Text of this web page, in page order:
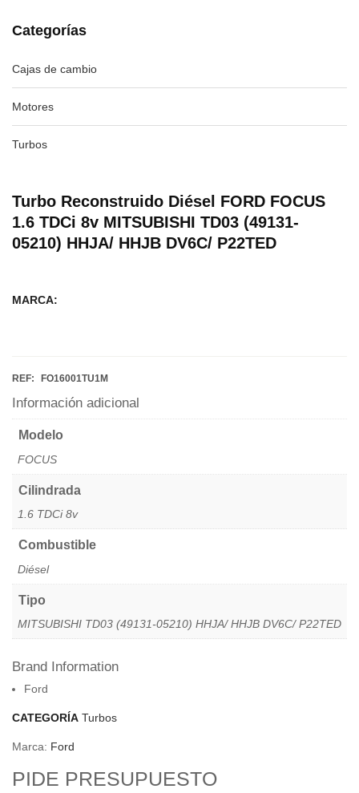
Categorías
Cajas de cambio
Motores
Turbos
Turbo Reconstruido Diésel FORD FOCUS
1.6 TDCi 8v MITSUBISHI TD03 (49131-
05210) HHJA/ HHJB DV6C/ P22TED
MARCA:
REF: FO16001TU1M
Información adicional
Modelo
FOCUS
Cilindrada
1.6 TDCi 8v
Combustible
Diésel
Tipo
MITSUBISHI TD03 (49131-05210) HHJA/ HHJB DV6C/ P22TED
Brand Information
Ford
CATEGORÍA Turbos
Marca: Ford
PIDE PRESUPUESTO